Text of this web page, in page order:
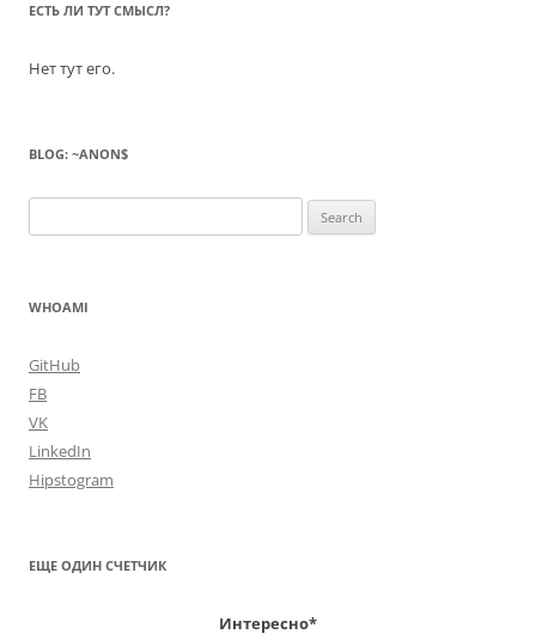
ЕСТЬ ЛИ ТУТ СМЫСЛ?
Нет тут его.
BLOG: ~ANON$
for:
WHOAMI
GitHub
FB
VK
LinkedIn
Hipstogram
ЕЩЕ ОДИН СЧЕТЧИК
Интересно*